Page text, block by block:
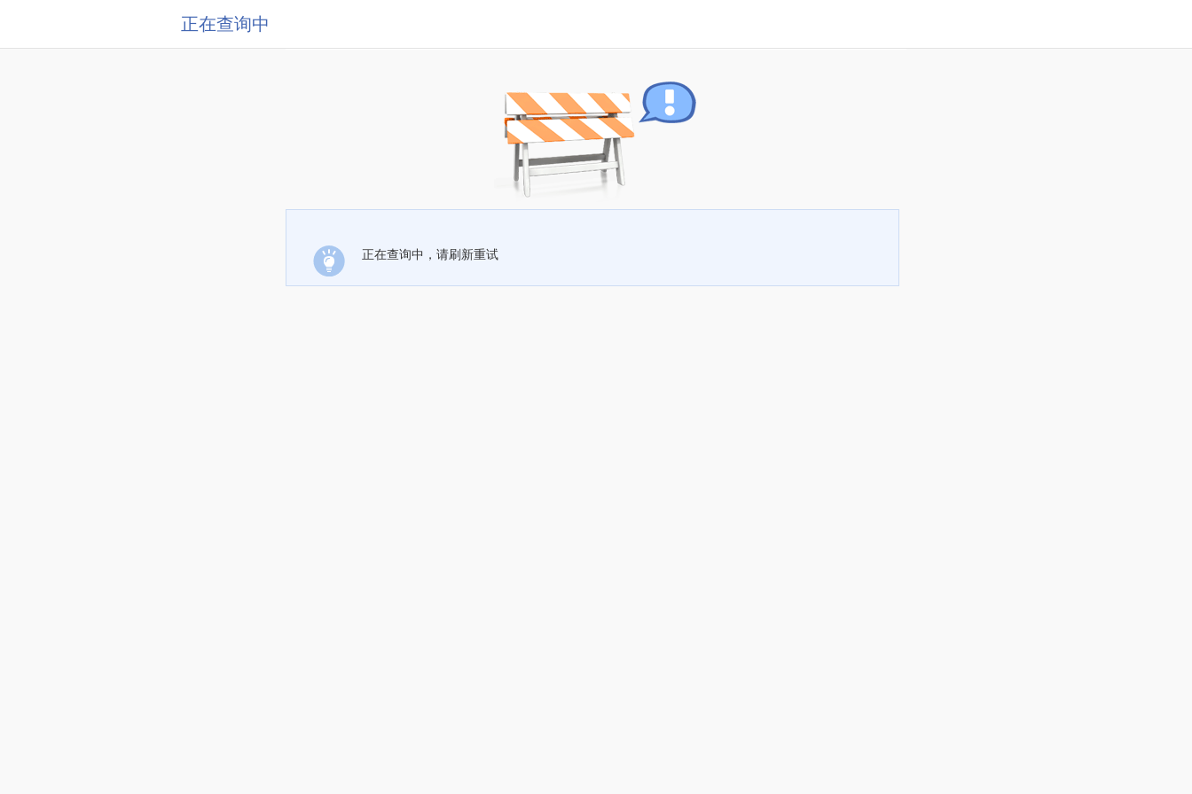
正在查询中
正在查询中，请刷新重试